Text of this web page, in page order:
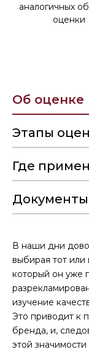
аналогичных
оценки
Об оценке
Этапы
Где
Документы
В наши дни
выбирая тот или
который он уже
изучение
Это приводит к
бренда, и,
этой